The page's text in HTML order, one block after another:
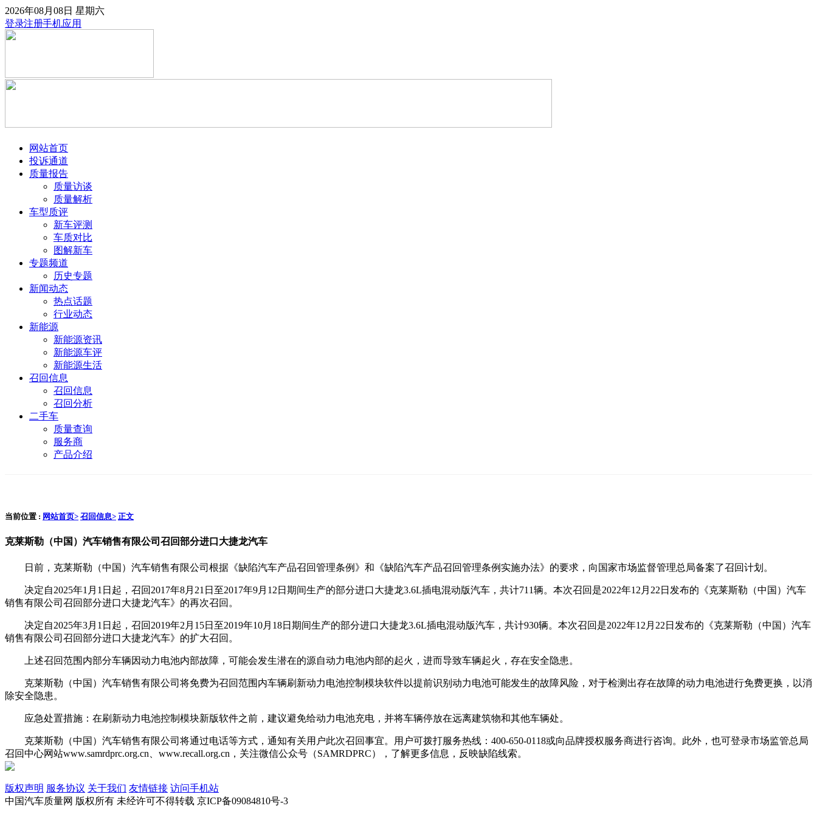
2026年08月08日 星期六
登录注册手机应用
网站首页
投诉通道
质量报告
质量访谈
质量解析
车型质评
新车评测
车质对比
图解新车
专题频道
历史专题
新闻动态
热点话题
行业动态
新能源
新能源资讯
新能源车评
新能源生活
召回信息
召回信息
召回分析
二手车
质量查询
服务商
产品介绍
当前位置 : 网站首页> 召回信息> 正文
克莱斯勒（中国）汽车销售有限公司召回部分进口大捷龙汽车
日前，克莱斯勒（中国）汽车销售有限公司根据《缺陷汽车产品召回管理条例》和《缺陷汽车产品召回管理条例实施办法》的要求，向国家市场监督管理总局备案了召回计划。
决定自2025年1月1日起，召回2017年8月21日至2017年9月12日期间生产的部分进口大捷龙3.6L插电混动版汽车，共计711辆。本次召回是2022年12月22日发布的《克莱斯勒（中国）汽车
销售有限公司召回部分进口大捷龙汽车》的再次召回。
决定自2025年3月1日起，召回2019年2月15日至2019年10月18日期间生产的部分进口大捷龙3.6L插电混动版汽车，共计930辆。本次召回是2022年12月22日发布的《克莱斯勒（中国）汽车
销售有限公司召回部分进口大捷龙汽车》的扩大召回。
上述召回范围内部分车辆因动力电池内部故障，可能会发生潜在的源自动力电池内部的起火，进而导致车辆起火，存在安全隐患。
克莱斯勒（中国）汽车销售有限公司将免费为召回范围内车辆刷新动力电池控制模块软件以提前识别动力电池可能发生的故障风险，对于检测出存在故障的动力电池进行免费更换，以消
除安全隐患。
应急处置措施：在刷新动力电池控制模块新版软件之前，建议避免给动力电池充电，并将车辆停放在远离建筑物和其他车辆处。
克莱斯勒（中国）汽车销售有限公司将通过电话等方式，通知有关用户此次召回事宜。用户可拨打服务热线：400-650-0118或向品牌授权服务商进行咨询。此外，也可登录市场监管总局
召回中心网站www.samrdprc.org.cn、www.recall.org.cn，关注微信公众号（SAMRDPRC），了解更多信息，反映缺陷线索。
版权声明 服务协议 关于我们 友情链接 访问手机站
中国汽车质量网 版权所有 未经许可不得转载 京ICP备09084810号-3